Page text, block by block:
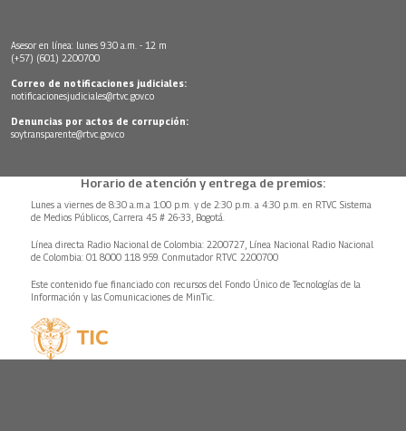
Asesor en línea: lunes 9:30 a.m. - 12 m
(+57) (601) 2200700
Correo de notificaciones judiciales:
notificacionesjudiciales@rtvc.gov.co
Denuncias por actos de corrupción:
soytransparente@rtvc.gov.co
Horario de atención y entrega de premios:
Lunes a viernes de 8:30 a.m.a 1:00 p.m. y de 2:30 p.m. a 4:30 p.m. en RTVC Sistema
de Medios Públicos, Carrera 45 # 26-33, Bogotá.
Línea directa Radio Nacional de Colombia: 2200727, Línea Nacional Radio Nacional
de Colombia: 01 8000 118 959. Conmutador RTVC 2200700
Este contenido fue financiado con recursos del Fondo Único de Tecnologías de la
Información y las Comunicaciones de MinTic.